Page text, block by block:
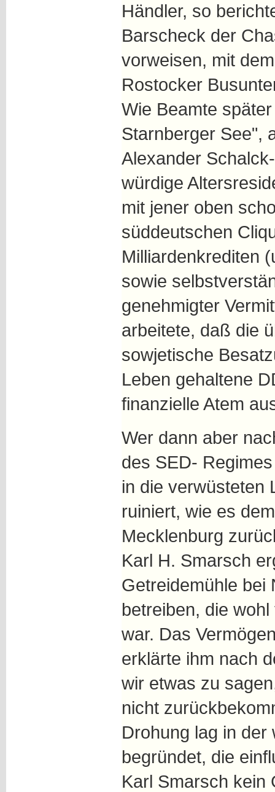
Händler, so
Barscheck der
vorweisen, mit
Rostocker
Wie Beamte
Starnberger See",
Alexander
würdige
mit jener oben
süddeutschen
Milliardenkrediten
sowie
genehmigter
arbeitete, daß die
sowjetische
Leben gehaltene
finanzielle Atem
Wer dann aber
des SED-
in die verwüsteten
ruiniert, wie es
Mecklenburg
Karl H. Smarsch
Getreidemühle bei
betreiben, die
war. Das
erklärte ihm nach
wir etwas zu
nicht
Drohung lag in
begründet, die
Karl Smarsch kein